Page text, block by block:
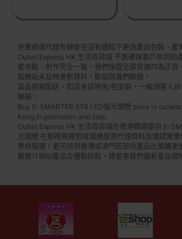
供應商或代理有機會在沒有通知下更改產品包裝、產
Outlet Express HK 生活百貨城 不能確保客戶收到的
產地點、附件完全一致。我們保證全部貨源均為正貨
如網站未及時更新資料，歡迎與我們聯絡。
貨品原箱配送，如沒有註明免/包安裝，一般須客人
聯絡。
Buy E-SMARTER 5T6 LED強光頭燈 price in
Kong.In promotion and sale.
Outlet Express HK 生活百貨城在香港觀塘提供 E-
光頭燈 在那裡買邊到買或邊度買代理資料及價錢實
學校報價，更可送到香港或澳門而部份產品比團購更
薦推介相似產品及優點缺點，請留意我們最新產品價